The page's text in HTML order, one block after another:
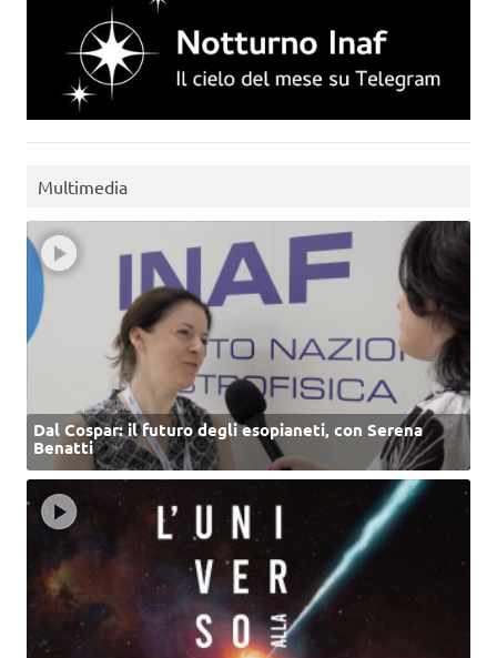
Multimedia
Dal Cospar: il futuro degli esopianeti, con Serena
Benatti